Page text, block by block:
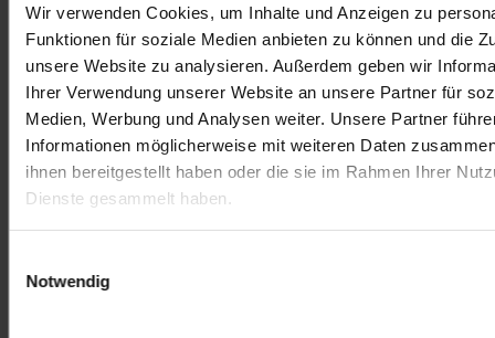
Wir verwenden Cookies, um Inhalte und Anzeigen zu
Funktionen für soziale Medien anbieten zu können und die
unsere Website zu analysieren. Außerdem geben wir
Ihrer Verwendung unserer Website an unsere Partner für
Medien, Werbung und Analysen weiter. Unsere Partner
Informationen möglicherweise mit weiteren Daten
ihnen bereitgestellt haben oder die sie im Rahmen Ihrer
Dienste gesammelt haben.
Notwendig